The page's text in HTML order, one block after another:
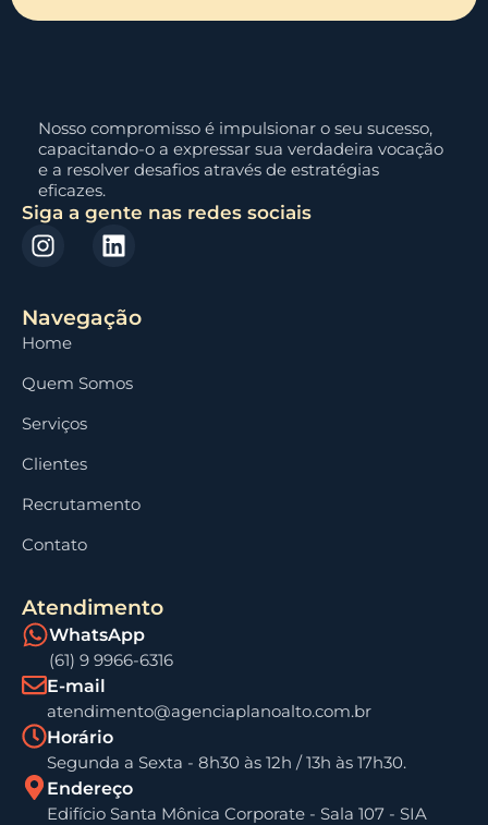
Nosso compromisso é impulsionar o seu sucesso,
capacitando-o a expressar sua verdadeira vocação
e a resolver desafios através de estratégias
eficazes.
Siga a gente nas redes sociais
Navegação
Home
Quem Somos
Serviços
Clientes
Recrutamento
Contato
Atendimento
WhatsApp
(61) 9 9966-6316
E-mail
atendimento@agenciaplanoalto.com.br
Horário
Segunda a Sexta - 8h30 às 12h / 13h às 17h30.
Endereço
Edifício Santa Mônica Corporate - Sala 107 - SIA